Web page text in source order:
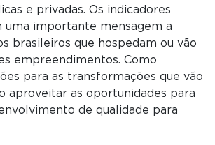
e privadas. Os indicadores
uma importante mensagem a
brasileiros que hospedam ou vão
empreendimentos. Como
para as transformações que vão
aproveitar as oportunidades para
de qualidade para